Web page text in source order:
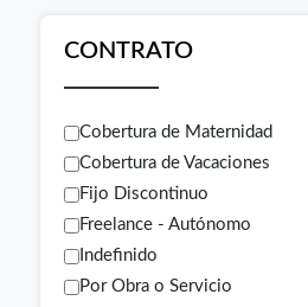
CONTRATO
Cobertura de Maternidad
Cobertura de Vacaciones
Fijo Discontinuo
Freelance - Autónomo
Indefinido
Por Obra o Servicio